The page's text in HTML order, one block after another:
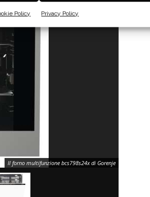
Policy Privacy Policy
Il forno multifunzione bcs798s24x di Gorenje